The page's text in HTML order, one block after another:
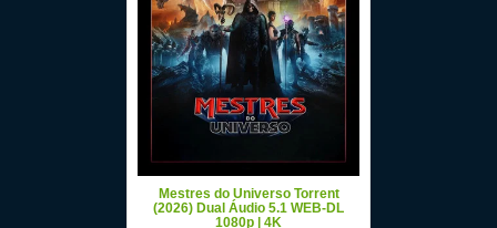
Mestres do Universo Torrent
(2026) Dual Áudio 5.1 WEB-DL
1080p | 4K